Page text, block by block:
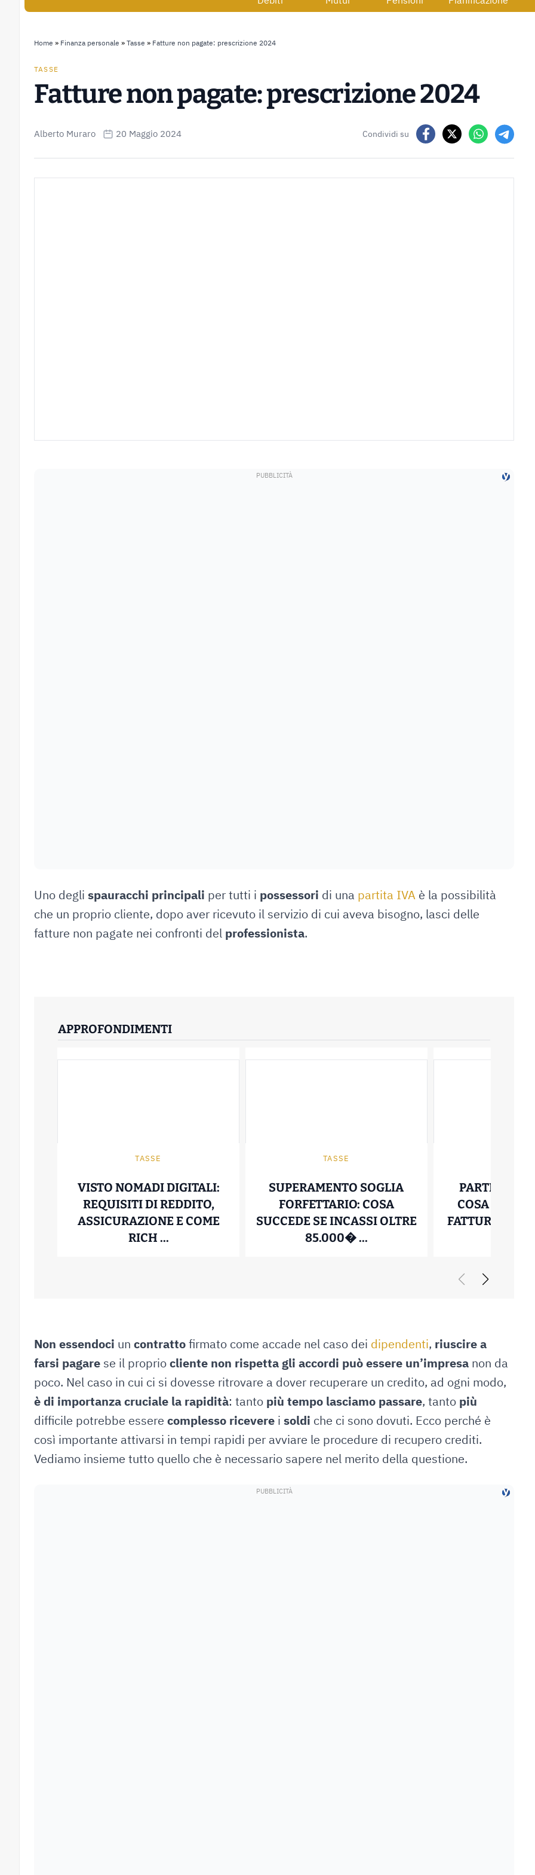
Home » Finanza personale » Tasse » Fatture non pagate: prescrizione 2024
TASSE
Fatture non pagate: prescrizione 2024
Alberto Muraro 20 Maggio 2024 Condividi su
Uno degli spauracchi principali per tutti i possessori di una partita IVA è la possibilità
che un proprio cliente, dopo aver ricevuto il servizio di cui aveva bisogno, lasci delle
fatture non pagate nei confronti del professionista.
APPROFONDIMENTI
TASSE
VISTO NOMADI DIGITALI:
REQUISITI DI REDDITO,
ASSICURAZIONE E COME
RICH ...VISTO NOMADI DIGITALI: REQUISITI DI REDDITO,
TASSE
SUPERAMENTO SOGLIA
FORFETTARIO: COSA
SUCCEDE SE INCASSI OLTRE
85.000� ...SUPERAMENTO SOGLIA
PARTITA IVA
COSA
FATTURI
Non essendoci un contrattofirmato come accade nel caso dei dipendenti, riuscire a
farsi pagare se il propriocliente non rispetta gli accordi può essere un’impresa non da
poco. Nel caso in cui ci si dovesse ritrovare a dover recuperare un credito, ad ogni modo,
è di importanza cruciale la rapidità: tanto più tempo lasciamo passare, tanto più
difficile potrebbe essere complesso ricevere i soldi che ci sono dovuti. Ecco perché è
così importante attivarsi in tempi rapidi per avviare le procedure di recupero crediti.
Vediamo insieme tutto quello che è necessario sapere nel merito della questione.